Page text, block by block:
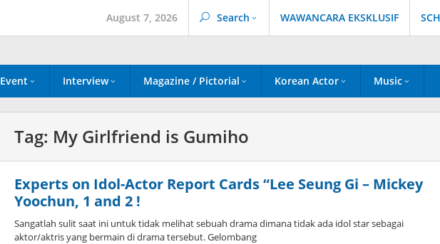
August 7, 2026 Search WAWANCARA EKSKLUSIF
Event Interview Magazine / Pictorial Korean Actor Music
Tag: My Girlfriend is Gumiho
Experts on Idol-Actor Report Cards “Lee Seung Gi – Mickey
Yoochun, 1 and 2 !
Sangatlah sulit saat ini untuk tidak melihat sebuah drama dimana tidak ada idol star sebagai
aktor/aktris yang bermain di drama tersebut. Gelombang